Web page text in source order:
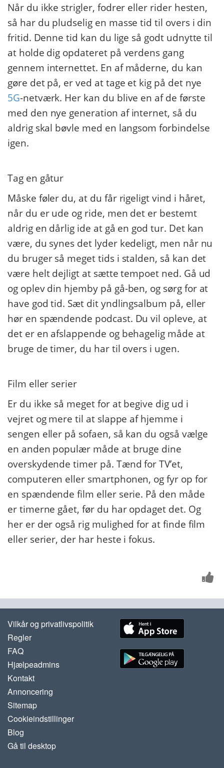
Når du ikke strigler, fodrer eller rider hesten,
så har du pludselig en masse tid til overs i din
fritid. Denne tid kan du lige så godt udnytte til
at holde dig opdateret på verdens gang
gennem internettet. En af måderne, du kan
gøre det på, er ved at tage et kig på det nye
5G-netværk. Her kan du blive en af de første
med den nye generation af internet, så du
aldrig skal bøvle med en langsom forbindelse
igen.
Tag en gåtur
Måske føler du, at du får rigeligt vind i håret,
når du er ude og ride, men det er bestemt
aldrig en dårlig ide at gå en god tur. Det kan
være, du synes det lyder kedeligt, men når nu
du bruger så meget tids i stalden, så kan det
være helt dejligt at sætte tempoet ned. Gå ud
og oplev din hjemby på gå-ben, og sørg for at
have god tid. Sæt dit yndlingsalbum på, eller
hør en spændende podcast. Du vil opleve, at
det er en afslappende og behagelig måde at
bruge de timer, du har til overs i ugen.
Film eller serier
Er du ikke så meget for at begive dig ud i
vejret og mere til at slappe af hjemme i
sengen eller på sofaen, så kan du også vælge
en anden populær måde at bruge dine
overskydende timer på. Tænd for TV’et,
computeren eller smartphonen, og fyr op for
en spændende film eller serie. På den måde
er timerne gået, før du har opdaget det. Og
her er der også rig mulighed for at finde film
eller serier, der har heste i fokus.
Vilkår og privatlivspolitik
Regler
FAQ
Hjælpeadmins
Kontakt
Annoncering
Sitemap
Cookieindstillinger
Blog
Gå til desktop